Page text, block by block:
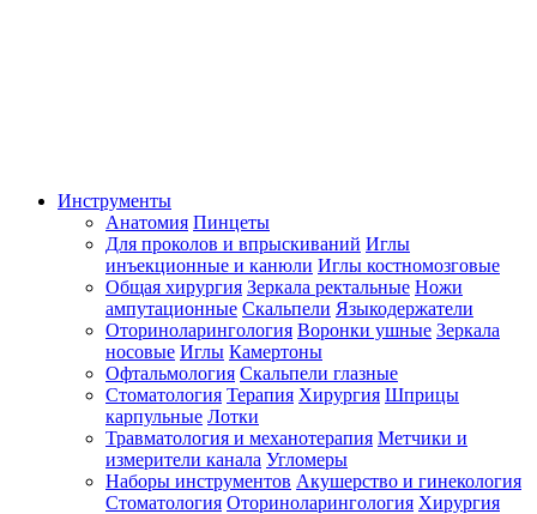
Инструменты
Анатомия Пинцеты
Для проколов и впрыскиваний Иглы
инъекционные и канюли Иглы костномозговые
Общая хирургия Зеркала ректальные Ножи
ампутационные Скальпели Языкодержатели
Оториноларингология Воронки ушные Зеркала
носовые Иглы Камертоны
Офтальмология Скальпели глазные
Стоматология Терапия Хирургия Шприцы
карпульные Лотки
Травматология и механотерапия Метчики и
измерители канала Угломеры
Наборы инструментов Акушерство и гинекология
Стоматология Оториноларингология Хирургия